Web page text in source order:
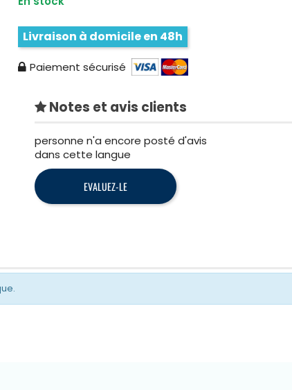
Livraison à domicile en 48h
Paiement sécurisé
Notes et avis clients
personne n'a encore posté d'avis
dans cette langue
EVALUEZ-LE